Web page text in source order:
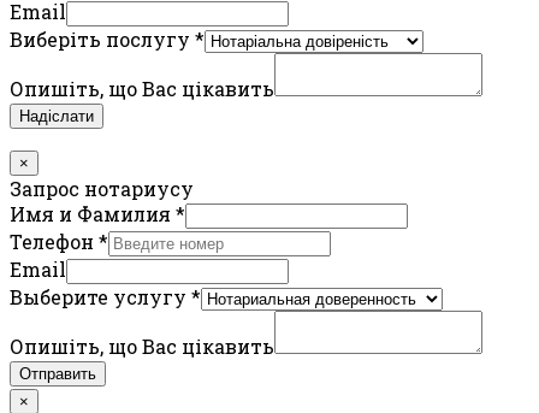
Email
Виберіть послугу *
Опишіть, що Вас цікавить
Надіслати
×
Запрос нотариусу
Имя и Фамилия *
Телефон *
Email
Выберите услугу *
Опишіть, що Вас цікавить
Отправить
×